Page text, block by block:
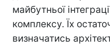
майбутньої
комплексу. Їх
визначатись